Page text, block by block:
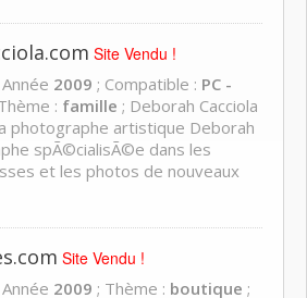
Site Vendu !
2009 ; Compatible : PC -
: famille ; Deborah Cacciola
photographe artistique Deborah
spÃ©cialisÃ©e dans les
et les photos de nouveaux
Site Vendu !
2009 ; Thème : boutique ;